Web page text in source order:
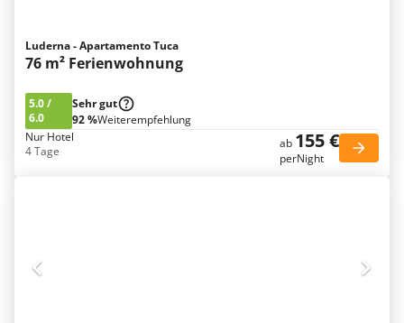
Luderna - Apartamento Tuca
76 m² Ferienwohnung
5.0/
6.0
Sehr gut
92 %Weiterempfehlung
Nur Hotel
4 Tage
ab 155 €
perNight